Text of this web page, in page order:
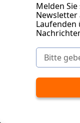
Melden
Newsletter
Laufenden